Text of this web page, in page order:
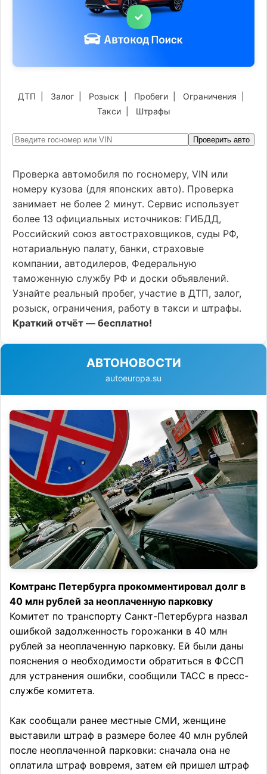
ДТП Залог Розыск Пробеги Ограничения
Такси| Штрафы
Проверить авто
Проверка автомобиля по госномеру, VIN или
номеру кузова (для японских авто). Проверка
занимает не более 2 минут. Сервис использует
более 13 официальных источников: ГИБДД,
Российский союз автостраховщиков, суды РФ,
нотариальную палату, банки, страховые
компании, автодилеров, Федеральную
таможенную службу РФ и доски объявлений.
Узнайте реальный пробег, участие в ДТП, залог,
розыск, ограничения, работу в такси и штрафы.
Краткий отчёт — бесплатно!
АВТОНОВОСТИ
autoeuropa.su
Комтранс Петербурга прокомментировал долг в
40 млн рублей за неоплаченную парковку
Комитет по транспорту Санкт-Петербурга назвал
ошибкой задолженность горожанки в 40 млн
рублей за неоплаченную парковку. Ей были даны
пояснения о необходимости обратиться в ФССП
для устранения ошибки, сообщили ТАСС в пресс-
службе комитета.
Как сообщали ранее местные СМИ, женщине
выставили штраф в размере более 40 млн рублей
после неоплаченной парковки: сначала она не
оплатила штраф вовремя, затем ей пришел штраф